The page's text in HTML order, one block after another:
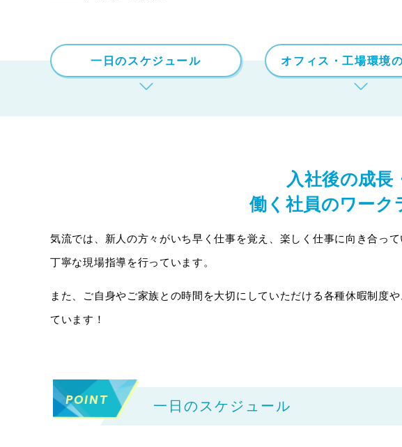
一日のスケジュール オフィス・工場環境
入社後の成長
働く社員のワーク
気流では、新人の方々がいち早く仕事を覚え、楽しく仕事に向き合っ
丁寧な現場指導を行っています。
また、ご自身やご家族との時間を大切にしていただける各種休暇制度
ています！
一日のスケジュール
POINT